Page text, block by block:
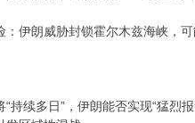
：伊朗威胁封锁霍尔木兹海峡，可
“持续多日”，伊朗能否实现“猛烈